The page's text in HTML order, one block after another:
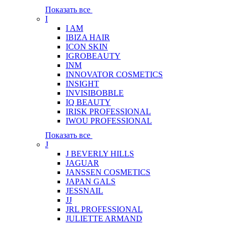
Показать все
I
I AM
IBIZA HAIR
ICON SKIN
IGROBEAUTY
INM
INNOVATOR COSMETICS
INSIGHT
INVISIBOBBLE
IQ BEAUTY
IRISK PROFESSIONAL
IWOU PROFESSIONAL
Показать все
J
J BEVERLY HILLS
JAGUAR
JANSSEN COSMETICS
JAPAN GALS
JESSNAIL
JJ
JRL PROFESSIONAL
JULIETTE ARMAND